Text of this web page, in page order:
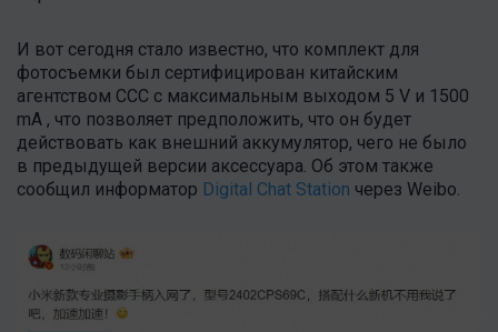
И вот сегодня стало известно, что комплект для
фотосъемки был сертифицирован китайским
агентством CCC с максимальным выходом 5 V и 1500
mA , что позволяет предположить, что он будет
действовать как внешний аккумулятор, чего не было
в предыдущей версии аксессуара. Об этом также
сообщил информатор Digital Chat Station через Weibo.